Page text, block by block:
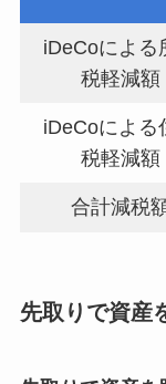
iDeCoによる
税軽減額
iDeCoによる
税軽減額
合計減税
先取りで資産